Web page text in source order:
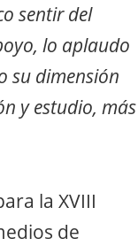
sentir del
lo aplaudo
su dimensión
y estudio, más
la XVIII
de